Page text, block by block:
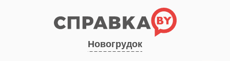
Новогрудок